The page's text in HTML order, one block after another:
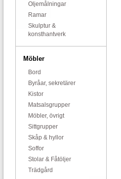
Oljemålningar
Ramar
Skulptur &
konsthantverk
Möbler
Bord
Byråar, sekretärer
Kistor
Matsalsgrupper
Möbler, övrigt
Sittgrupper
Skåp & hyllor
Soffor
Stolar & Fåtöljer
Trädgård